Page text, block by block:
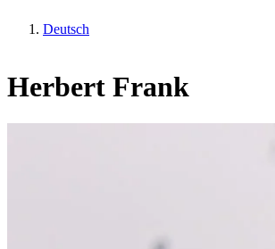
Deutsch
Herbert Frank